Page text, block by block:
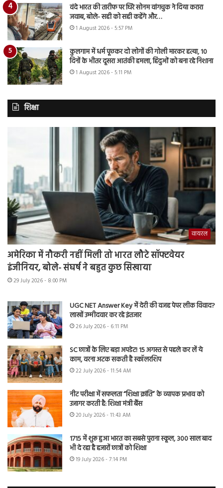
वंदे भारत की तारीफ पर घिरे सोनम वांगचुक ने दिया करारा
जवाब, बोले- सही को सही कहेंगे और…
1 August 2026 - 5:57 PM
कुलगाम में धर्म पूछकर दो लोगों की गोली मारकर हत्या, 10
दिनों के भीतर दूसरा आतंकी हमला, हिंदुओं को बना रहे निशाना
1 August 2026 - 5:11 PM
शिक्षा
वायरल
अमेरिका में नौकरी नहीं मिली तो भारत लौटे सॉफ्टवेयर
इंजीनियर, बोले- संघर्ष ने बहुत कुछ सिखाया
29 July 2026 - 8:00 PM
UGC NET Answer Key में देरी की वजह पेपर लीक विवाद?
लाखों उम्मीदवार कर रहे इंतजार
26 July 2026 - 6:11 PM
SC छात्रों के लिए बड़ा अपडेट! 15 अगस्त से पहले कर लें ये
काम, वरना अटक सकती है स्कॉलरशिप
22 July 2026 - 11:54 AM
नीट परीक्षा में सफलता “शिक्षा क्रांति” के व्यापक प्रभाव को
उजागर करती है: शिक्षा मंत्री बैंस
20 July 2026 - 11:43 AM
1715 में शुरू हुआ भारत का सबसे पुराना स्कूल, 300 साल बाद
भी दे रहा है हजारों छात्रों को शिक्षा
19 July 2026 - 7:14 PM